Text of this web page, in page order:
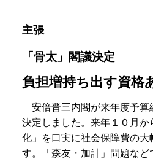
主張
「骨太」閣議決定
負担増持ち出す資格
安倍晋三内閣が来年度予算
決定しました。来年１０月
化」を口実に社会保障費の
す。「森友・加計」問題な